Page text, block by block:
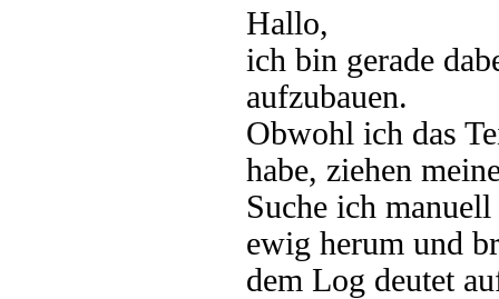
Hallo,
ich bin gerade
aufzubauen.
Obwohl ich das
habe, ziehen
Suche ich
ewig herum und
dem Log deutet